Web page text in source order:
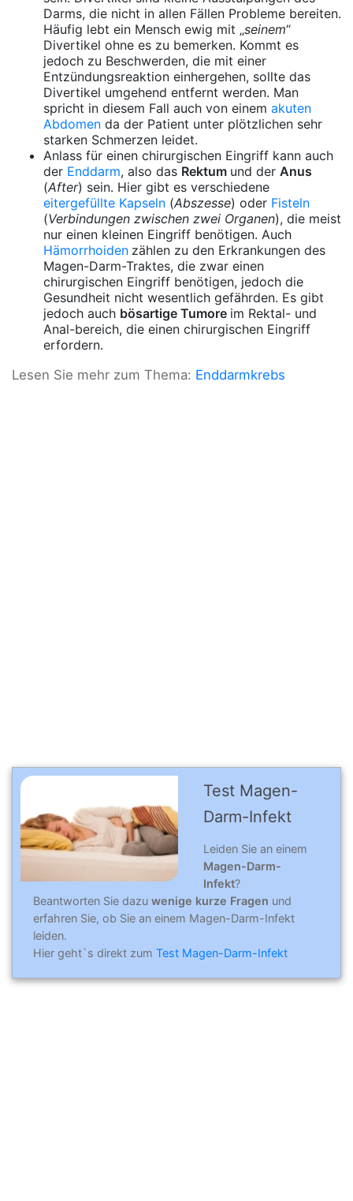
Darms, die nicht in allen Fällen Probleme bereiten.
Häufig lebt ein Mensch ewig mit „seinem“
Divertikel ohne es zu bemerken. Kommt es
jedoch zu Beschwerden, die mit einer
Entzündungsreaktion einhergehen, sollte das
Divertikel umgehend entfernt werden. Man
spricht in diesem Fall auch von einem akuten
Abdomen da der Patient unter plötzlichen sehr
starken Schmerzen leidet.
Anlass für einen chirurgischen Eingriff kann auch
der Enddarm, also das Rektum und der Anus
(After) sein. Hier gibt es verschiedene
eitergefüllte Kapseln (Abszesse) oder Fisteln
(Verbindungen zwischen zwei Organen), die meist
nur einen kleinen Eingriff benötigen. Auch
Hämorrhoiden zählen zu den Erkrankungen des
Magen-Darm-Traktes, die zwar einen
chirurgischen Eingriff benötigen, jedoch die
Gesundheit nicht wesentlich gefährden. Es gibt
jedoch auch bösartige Tumore im Rektal- und
Anal-bereich, die einen chirurgischen Eingriff
erfordern.
Lesen Sie mehr zum Thema: Enddarmkrebs
Test Magen-
Darm-Infekt
Leiden Sie an einem
Magen-Darm-
Infekt?
Beantworten Sie dazu wenige kurze Fragen und
erfahren Sie, ob Sie an einem Magen-Darm-Infekt
leiden.
Hier geht`s direkt zum Test Magen-Darm-Infekt